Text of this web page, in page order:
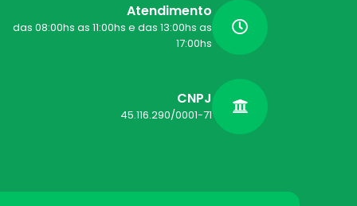
Atendimento
das 08:00hs as 11:00hs e das 13:00hs as
17:00hs
CNPJ
45.116.290/0001-71